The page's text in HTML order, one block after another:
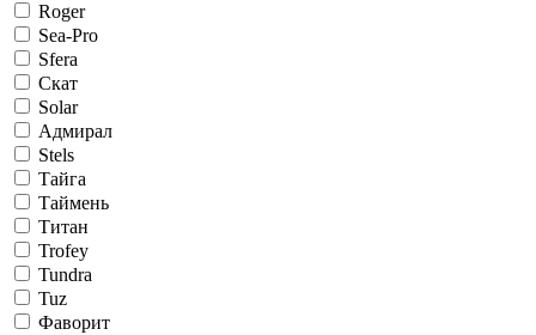
Roger
Sea-Pro
Sfera
Скат
Solar
Адмирал
Stels
Тайга
Таймень
Титан
Trofey
Tundra
Tuz
Фаворит